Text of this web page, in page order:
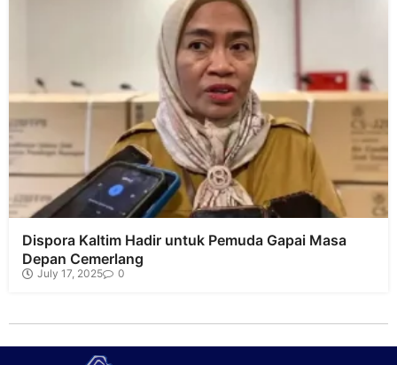
Dispora Kaltim Hadir untuk Pemuda Gapai Masa
Depan Cemerlang
July 17, 2025 0